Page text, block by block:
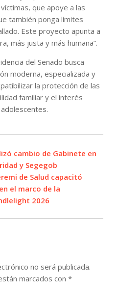
que apoye a las
también ponga límites
Este proyecto apunta a
más justa y más humana”.
del Senado busca
moderna, especializada y
la protección de las
familiar y el interés
cambio de Gabinete en
y Segegob
de Salud capacitó
el marco de la
2026
no será publicada.
marcados con *